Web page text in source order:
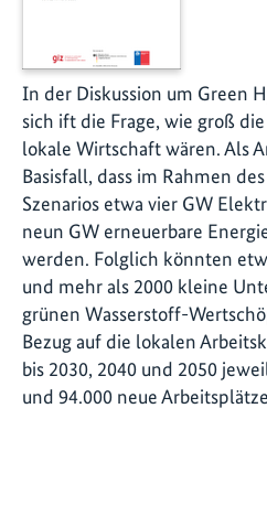
In der Diskussion um Green
sich ift die Frage, wie groß
lokale Wirtschaft wären. Als
Basisfall, dass im Rahmen
Szenarios etwa vier GW
neun GW erneuerbare
werden. Folglich könnten
und mehr als 2000 kleine
grünen Wasserstoff-
Bezug auf die lokalen
bis 2030, 2040 und 2050
und 94.000 neue